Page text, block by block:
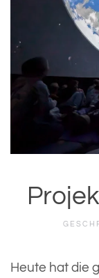
Heute hat die